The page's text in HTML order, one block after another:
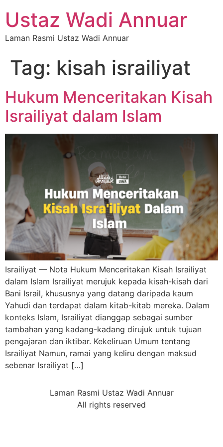
Ustaz Wadi Annuar
Laman Rasmi Ustaz Wadi Annuar
Tag: kisah israiliyat
Hukum Menceritakan Kisah
Israiliyat dalam Islam
Israiliyat — Nota Hukum Menceritakan Kisah Israiliyat
dalam Islam Israiliyat merujuk kepada kisah-kisah dari
Bani Israil, khususnya yang datang daripada kaum
Yahudi dan terdapat dalam kitab-kitab mereka. Dalam
konteks Islam, Israiliyat dianggap sebagai sumber
tambahan yang kadang-kadang dirujuk untuk tujuan
pengajaran dan iktibar. Kekeliruan Umum tentang
Israiliyat Namun, ramai yang keliru dengan maksud
sebenar Israiliyat […]
Laman Rasmi Ustaz Wadi Annuar
All rights reserved